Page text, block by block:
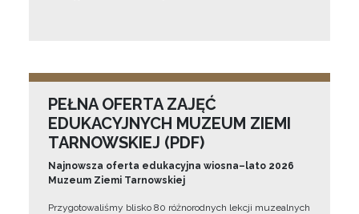
PEŁNA OFERTA ZAJĘĆ
EDUKACYJNYCH MUZEUM ZIEMI
TARNOWSKIEJ (PDF)
Najnowsza oferta edukacyjna wiosna–lato 2026
Muzeum Ziemi Tarnowskiej
Przygotowaliśmy blisko 80 różnorodnych lekcji muzealnych